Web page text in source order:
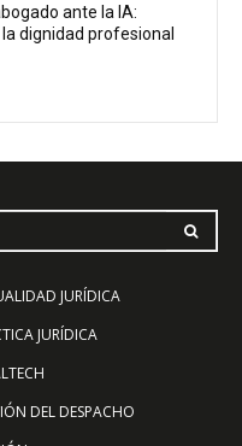
ante la IA:
dignidad profesional
JURÍDICA
JURÍDICA
DEL DESPACHO